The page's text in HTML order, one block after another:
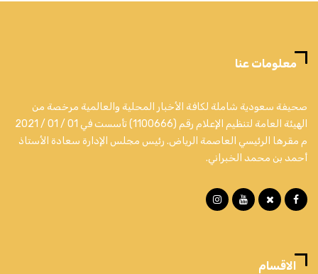
معلومات عنا
صحيفة سعودية شاملة لكافة الأخبار المحلية والعالمية مرخصة من
الهيئة العامة لتنظيم الإعلام رقم (1100666) تأسست في 01 / 01 / 2021
م مقرها الرئيسي العاصمة الرياض. رئيس مجلس الإدارة سعادة الأستاذ
أحمد بن محمد الخبراني.
الاقسام